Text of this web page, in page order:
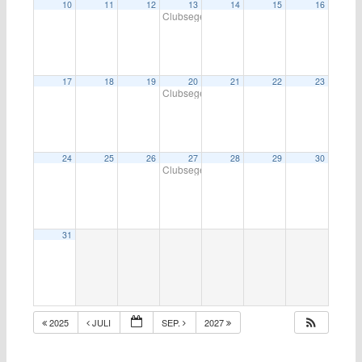
10 11 12 13
Clubsegeln auf der Alster
14 15 16
17 18 19 20
Clubsegeln auf der Alster
21 22 23
24 25 26 27
Clubsegeln auf der Alster
28 29 30
31
2025 JULI SEP. 2027